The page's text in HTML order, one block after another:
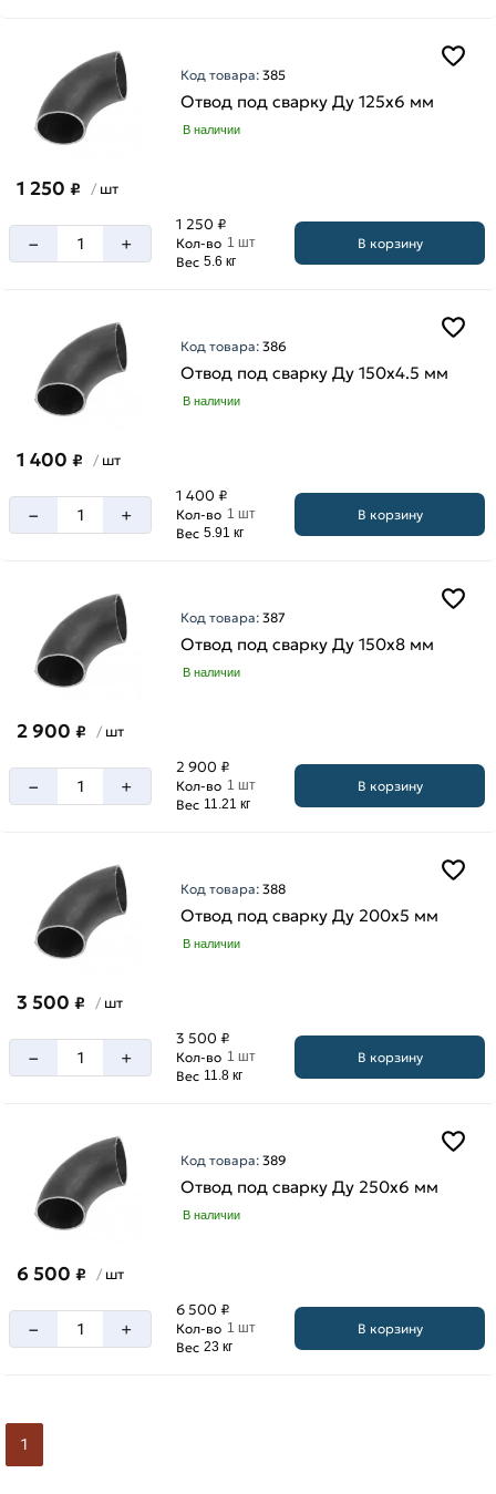
Код товара:385
Отвод под сварку Ду 125х6 мм
В наличии
1 250 ₽ / шт
– +
1 250 ₽
Кол-во 1 шт
Вес 5.6 кг
В корзину
Код товара:386
Отвод под сварку Ду 150х4.5 мм
В наличии
1 400 ₽ / шт
– +
1 400 ₽
Кол-во 1 шт
Вес 5.91 кг
В корзину
Код товара:387
Отвод под сварку Ду 150х8 мм
В наличии
2 900 ₽ / шт
– +
2 900 ₽
Кол-во 1 шт
Вес 11.21 кг
В корзину
Код товара:388
Отвод под сварку Ду 200х5 мм
В наличии
3 500 ₽ / шт
– +
3 500 ₽
Кол-во 1 шт
Вес 11.8 кг
В корзину
Код товара:389
Отвод под сварку Ду 250х6 мм
В наличии
6 500 ₽ / шт
– +
6 500 ₽
Кол-во 1 шт
Вес 23 кг
В корзину
1